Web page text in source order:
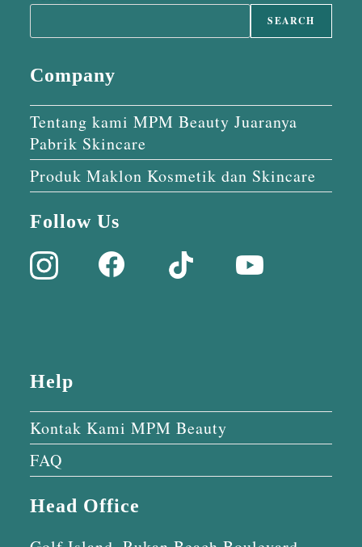
SEARCH
Company
Tentang kami MPM Beauty Juaranya
Pabrik Skincare
Produk Maklon Kosmetik dan Skincare
Follow Us
Help
Kontak Kami MPM Beauty
FAQ
Head Office